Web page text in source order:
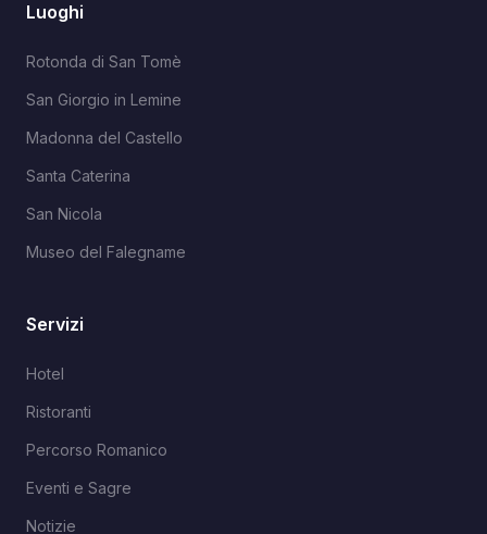
Luoghi
Rotonda di San Tomè
San Giorgio in Lemine
Madonna del Castello
Santa Caterina
San Nicola
Museo del Falegname
Servizi
Hotel
Ristoranti
Percorso Romanico
Eventi e Sagre
Notizie